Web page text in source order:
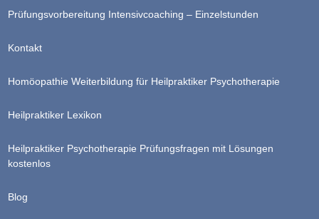
Prüfungsvorbereitung Intensivcoaching – Einzelstunden
Kontakt
Homöopathie Weiterbildung für Heilpraktiker Psychotherapie
Heilpraktiker Lexikon
Heilpraktiker Psychotherapie Prüfungsfragen mit Lösungen
kostenlos
Blog